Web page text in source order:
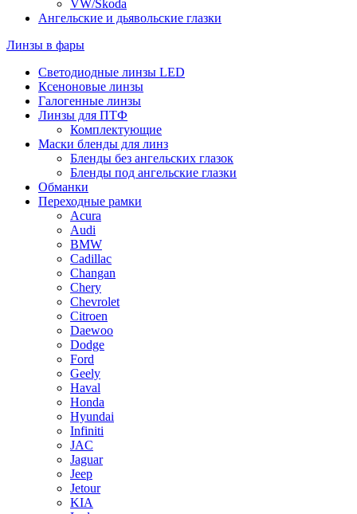
VW/Skoda
Ангельские и дьявольские глазки
Линзы в фары
Светодиодные линзы LED
Ксеноновые линзы
Галогенные линзы
Линзы для ПТФ
Комплектующие
Маски бленды для линз
Бленды без ангельских глазок
Бленды под ангельские глазки
Обманки
Переходные рамки
Acura
Audi
BMW
Cadillac
Changan
Chery
Chevrolet
Citroen
Daewoo
Dodge
Ford
Geely
Haval
Honda
Hyundai
Infiniti
JAC
Jaguar
Jeep
Jetour
KIA